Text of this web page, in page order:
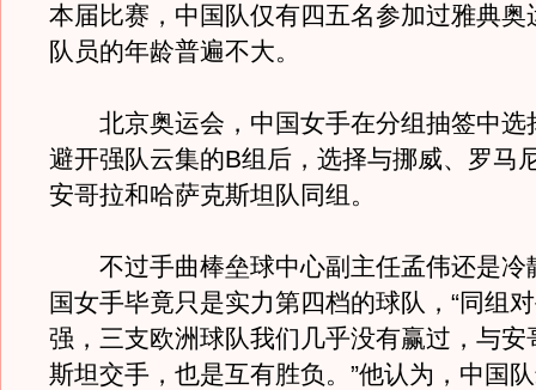
本届比赛，中国队仅有四五名参加过雅典奥
队员的年龄普遍不大。
北京奥运会，中国女手在分组抽签中选
避开强队云集的B组后，选择与挪威、罗马
安哥拉和哈萨克斯坦队同组。
不过手曲棒垒球中心副主任孟伟还是冷
国女手毕竟只是实力第四档的球队，“同组
强，三支欧洲球队我们几乎没有赢过，与安
斯坦交手，也是互有胜负。”他认为，中国